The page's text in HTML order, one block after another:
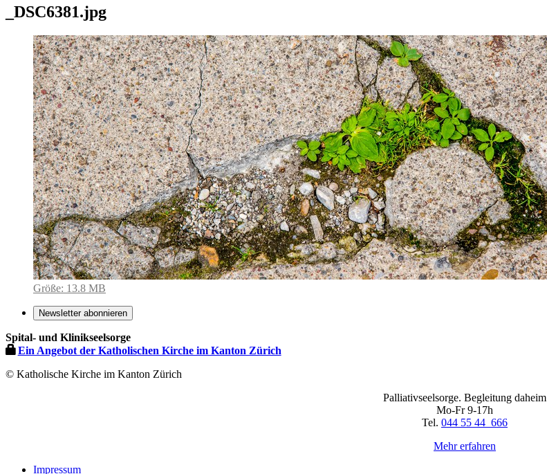
_DSC6381.jpg
Zeige
in
Größe…
Größe: 13.8 MB
Newsletter abonnieren
Spital- und Klinikseelsorge
Ein Angebot der Katholischen Kirche im Kanton Zürich
© Katholische Kirche im Kanton Zürich
Palliativseelsorge. Begleitung daheim
Mo-Fr 9-17h
Tel. 044 55 44 666
Mehr erfahren
Impressum